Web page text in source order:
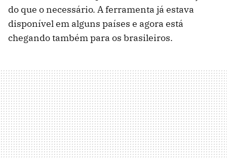
do que o necessário. A ferramenta já estava
disponível em alguns países e agora está
chegando também para os brasileiros.